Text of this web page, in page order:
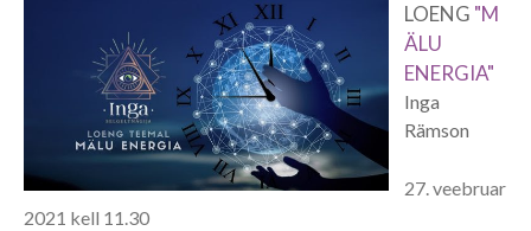
LOENG "M
ÄLU
ENERGIA"
Inga
Rämson
27. veebruar
2021 kell 11.30